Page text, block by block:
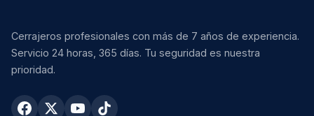
Cerrajeros profesionales con más de 7 años de experiencia.
Servicio 24 horas, 365 días. Tu seguridad es nuestra
prioridad.